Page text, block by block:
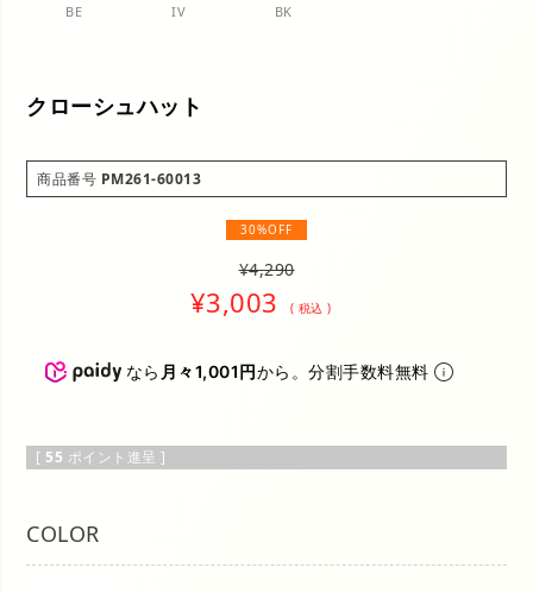
BE IV BK
クローシュハット
商品番号 PM261-60013
30%OFF
¥4,290
¥3,003 税込
なら 月々1,001円から。分割手数料無料
[ 55 ポイント進呈 ]
COLOR